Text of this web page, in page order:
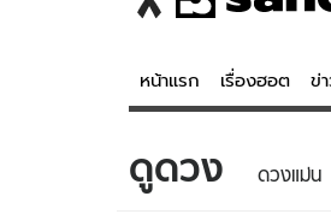
หน้าแรก เรื่องฮอต ข่
ข่าว
ดูดวง ดวงแม่น